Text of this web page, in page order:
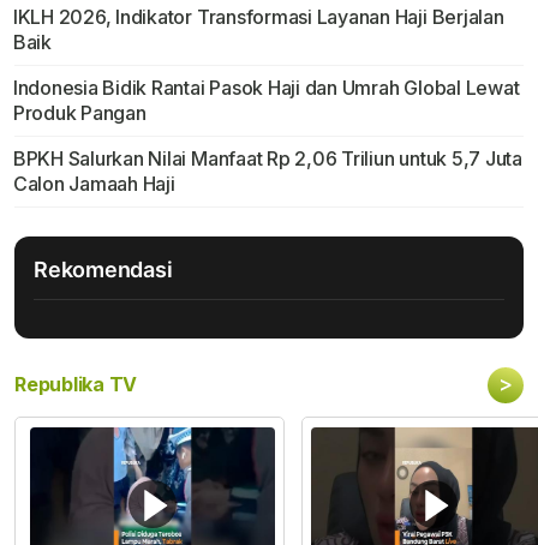
IKLH 2026, Indikator Transformasi Layanan Haji Berjalan
Baik
Indonesia Bidik Rantai Pasok Haji dan Umrah Global Lewat
Produk Pangan
BPKH Salurkan Nilai Manfaat Rp 2,06 Triliun untuk 5,7 Juta
Calon Jamaah Haji
Rekomendasi
Republika TV >